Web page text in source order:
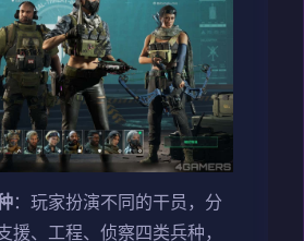
：玩家扮演不同的干员，分
援、工程、侦察四类兵种，